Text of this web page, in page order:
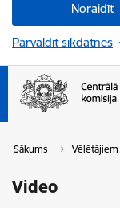
Noraidīt
Pārvaldīt sīkdatnes
Sākums Vēlētājiem
Video